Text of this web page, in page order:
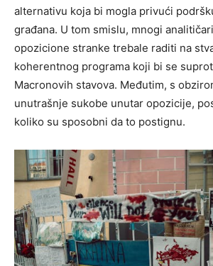
alternativu koja bi mogla privući
građana. U tom smislu, mnogi
opozicione stranke trebale raditi na
koherentnog programa koji bi se
Macronovih stavova. Međutim, s
unutrašnje sukobe unutar opozicije,
koliko su sposobni da to postignu.